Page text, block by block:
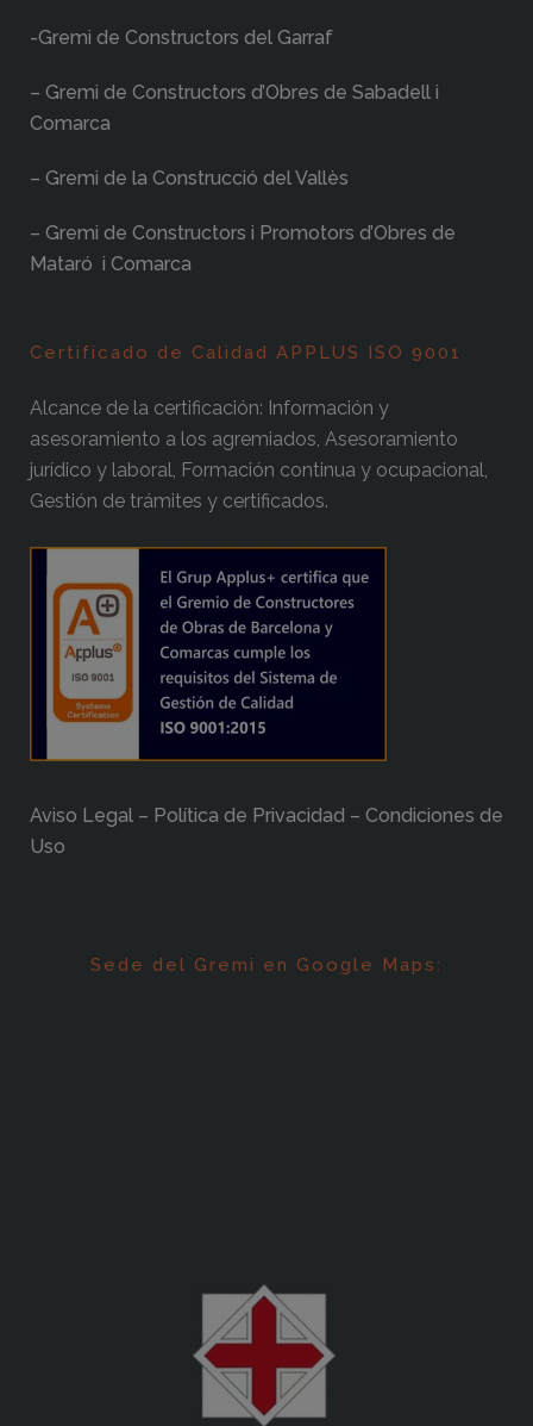
-Gremi de Constructors del Garraf
– Gremi de Constructors d’Obres de Sabadell i
Comarca
– Gremi de la Construcció del Vallès
– Gremi de Constructors i Promotors d’Obres de
Mataró i Comarca
Certificado de Calidad APPLUS ISO 9001
Alcance de la certificación: Información y
asesoramiento a los agremiados, Asesoramiento
jurídico y laboral, Formación continua y ocupacional,
Gestión de trámites y certificados.
Aviso Legal – Política de Privacidad – Condiciones de
Uso
Sede del Gremi en Google Maps: